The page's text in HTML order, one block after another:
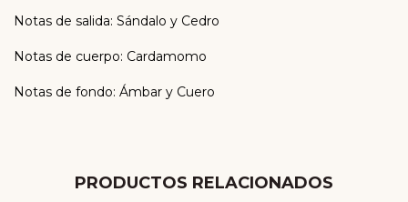
Notas de salida: Sándalo y Cedro
Notas de cuerpo: Cardamomo
Notas de fondo: Ámbar y Cuero
PRODUCTOS RELACIONADOS